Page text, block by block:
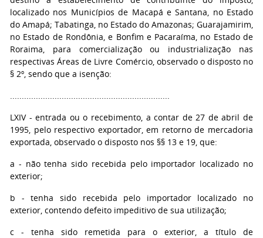
localizado nos Municípios de Macapá e Santana, no Estado
do Amapá; Tabatinga, no Estado do Amazonas; Guarajamirim,
no Estado de Rondônia, e Bonfim e Pacaraíma, no Estado de
Roraima, para comercialização ou industrialização nas
respectivas Áreas de Livre Comércio, observado o disposto no
§ 2º, sendo que a isenção:
....................................................................
LXIV - entrada ou o recebimento, a contar de 27 de abril de
1995, pelo respectivo exportador, em retorno de mercadoria
exportada, observado o disposto nos §§ 13 e 19, que:
a - não tenha sido recebida pelo importador localizado no
exterior;
b - tenha sido recebida pelo importador localizado no
exterior, contendo defeito impeditivo de sua utilização;
c - tenha sido remetida para o exterior, a título de